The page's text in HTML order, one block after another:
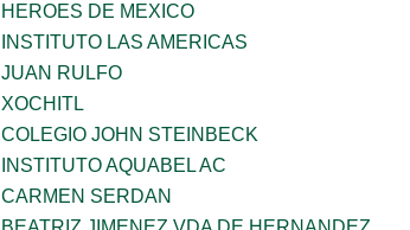
HEROES DE MEXICO
INSTITUTO LAS AMERICAS
JUAN RULFO
XOCHITL
COLEGIO JOHN STEINBECK
INSTITUTO AQUABEL AC
CARMEN SERDAN